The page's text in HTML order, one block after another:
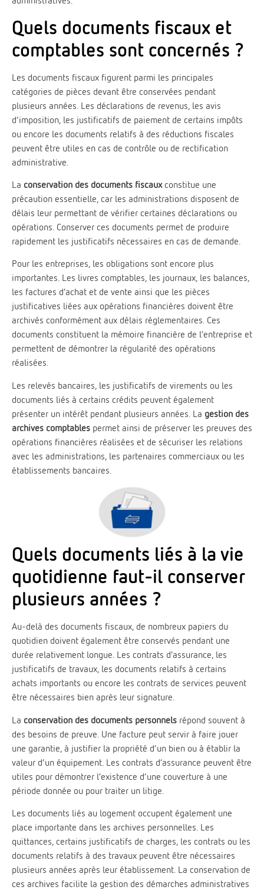
Quels documents fiscaux et
comptables sont concernés ?
Les documents fiscaux figurent parmi les principales
catégories de pièces devant être conservées pendant
plusieurs années. Les déclarations de revenus, les avis
d’imposition, les justificatifs de paiement de certains impôts
ou encore les documents relatifs à des réductions fiscales
peuvent être utiles en cas de contrôle ou de rectification
administrative.
La conservation des documents fiscauxconstitue une
précaution essentielle, car les administrations disposent de
délais leur permettant de vérifier certaines déclarations ou
opérations. Conserver ces documents permet de produire
rapidement les justificatifs nécessaires en cas de demande.
Pour les entreprises, les obligations sont encore plus
importantes. Les livres comptables, les journaux, les balances,
les factures d’achat et de vente ainsi que les pièces
justificatives liées aux opérations financières doivent être
archivés conformément aux délais réglementaires. Ces
documents constituent la mémoire financière de l’entreprise et
permettent de démontrer la régularité des opérations
réalisées.
Les relevés bancaires, les justificatifs de virements ou les
documents liés à certains crédits peuvent également
présenter un intérêt pendant plusieurs années. La gestion des
archives comptables permet ainsi de préserver les preuves des
opérations financières réalisées et de sécuriser les relations
avec les administrations, les partenaires commerciaux ou les
établissements bancaires.
Quels documents liés à la vie
quotidienne faut-il conserver
plusieurs années ?
Au-delà des documents fiscaux, de nombreux papiers du
quotidien doivent également être conservés pendant une
durée relativement longue. Les contrats d’assurance, les
justificatifs de travaux, les documents relatifs à certains
achats importants ou encore les contrats de services peuvent
être nécessaires bien après leur signature.
La conservation des documents personnels répond souvent à
des besoins de preuve. Une facture peut servir à faire jouer
une garantie, à justifier la propriété d’un bien ou à établir la
valeur d’un équipement. Les contrats d’assurance peuvent être
utiles pour démontrer l’existence d’une couverture à une
période donnée ou pour traiter un litige.
Les documents liés au logement occupent également une
place importante dans les archives personnelles. Les
quittances, certains justificatifs de charges, les contrats ou les
documents relatifs à des travaux peuvent être nécessaires
plusieurs années après leur établissement. La conservation de
ces archives facilite la gestion des démarches administratives